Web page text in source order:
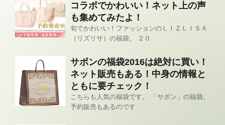
コラボでかわいい！ネット上の声
も集めてみたよ！
旬でかわいい！ファッションのＬＩＺＬＩＳＡ
（リズリサ）の福袋。 ２０
サボンの福袋2016は絶対に買い！
ネット販売もある！中身の情報と
ともに要チェック！
こちらも人気の福袋です。 「サボン」の福袋。
予約販売もあるのです